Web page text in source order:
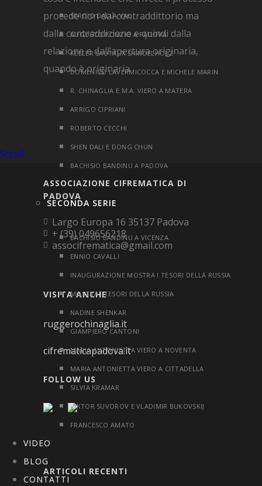
SERGIO DALLA VAL
AUGUSTO PONZIO A PADOVA
KELLER SAUTAUX SHINDELHOLZ
DOMENICO LAVERMICOCCA E MICHELE MARIN
R. CHINAGLIA E M.A. VIERO A MATERA
ARRIGO CIPRIANI
ROBERTO CECCHI
SHEN DALI E DONG CHUN
BACHISIO BANDINU A PADOVA
SECONDA SERIE
BACHISIO BANDINU A VICENZA
ENNIO CAVALLI
INAUGURAZIONE MOSTRA I TESORI DELLA RUSSIA
MOSTRA I TESORI DELLA RUSSIA
NADINE SHENKAR
GIAMPIERO CANTONI
MARIA ANTONIETTA VIERO A NOVENTA
MARIA ANTONIETTA VIERO A CITTADELLA
SILVIA KRAMAR
VIKTOR SUVOROV E VLADIMIR BUKOVSKIJ
FRANCESCO AMATO
VIDEO
BLOG
CONTATTI
procede non dal contraddittorio ma
dalla contraddizione e quindi dalla
relazione e dall’apertura originaria,
quando è originaria.
READ MORE
Scroll
ASSOCIAZIONE CIFREMATICA DI
PADOVA
Largo Europa 16 35137 Padova
+ (39) 049656218
associfrematica@gmail.com
VISITA ANCHE
ruggerochinaglia.it
cifrematicapadova.it
FOLLOW US
ARTICOLI RECENTI